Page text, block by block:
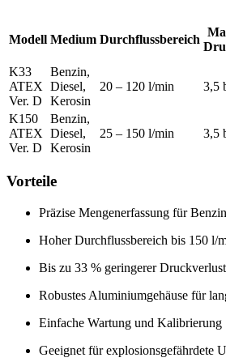
Modell Medium Durchflussbereich
K33
ATEX
Ver. D
Benzin,
Diesel,
Kerosin
20 – 120 l/min 3,5
K150
ATEX
Ver. D
Benzin,
Diesel,
Kerosin
25 – 150 l/min 3,5
Vorteile
Präzise Mengenerfassung für
Hoher Durchflussbereich bis 150 l/
Bis zu 33 % geringerer
Robustes Aluminiumgehäuse für
Einfache Wartung und Kalibrierung
Geeignet für explosionsgefährdete